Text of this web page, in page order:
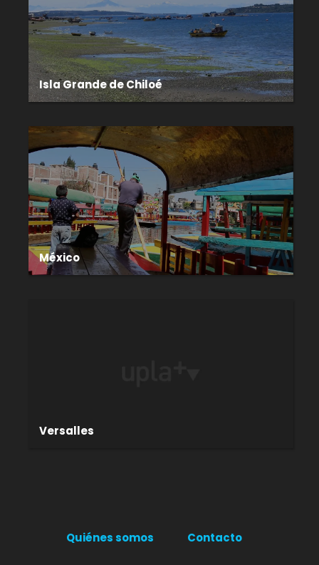
Isla Grande de Chiloé
México
Versalles
Quiénes somos Contacto